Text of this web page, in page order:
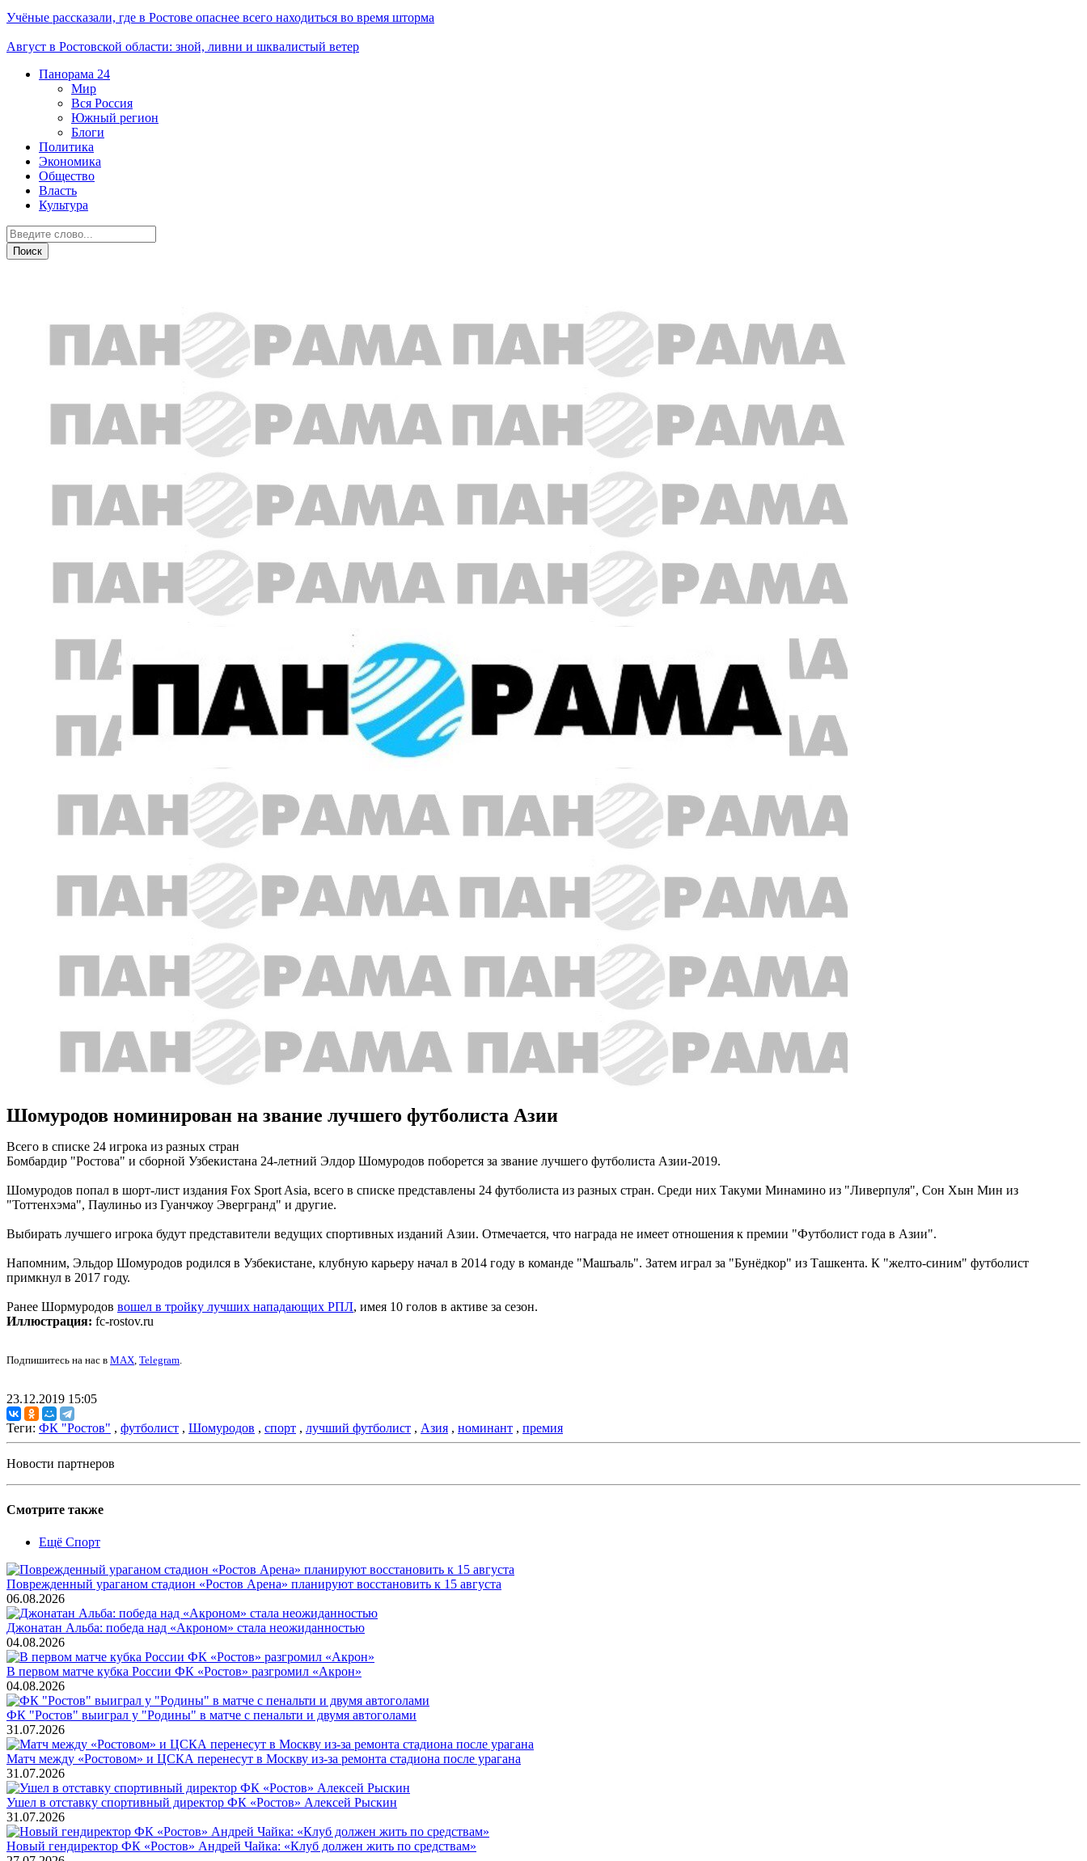
Учёные рассказали, где в Ростове опаснее всего находиться во время шторма
Август в Ростовской области: зной, ливни и шквалистый ветер
Панорама 24
Мир
Вся Россия
Южный регион
Блоги
Политика
Экономика
Общество
Власть
Культура
Шомуродов номинирован на звание лучшего футболиста Азии
Всего в списке 24 игрока из разных стран
Бомбардир "Ростова" и сборной Узбекистана 24-летний Элдор Шомуродов поборется за звание лучшего футболиста Азии-2019.
Шомуродов попал в шорт-лист издания Fox Sport Asia, всего в списке представлены 24 футболиста из разных стран. Среди них Такуми Минамино из "Ливерпуля", Сон Хын Мин из
"Тоттенхэма", Паулиньо из Гуанчжоу Эвергранд" и другие.
Выбирать лучшего игрока будут представители ведущих спортивных изданий Азии. Отмечается, что награда не имеет отношения к премии "Футболист года в Азии".
Напомним, Эльдор Шомуродов родился в Узбекистане, клубную карьеру начал в 2014 году в команде "Машъаль". Затем играл за "Бунёдкор" из Ташкента. К "желто-синим" футболист
примкнул в 2017 году.
Ранее Шормуродов вошел в тройку лучших нападающих РПЛ, имея 10 голов в активе за сезон.
Иллюстрация: fc-rostov.ru
Подпишитесь на нас в MAX, Telegram.
23.12.2019 15:05
Теги: ФК "Ростов" , футболист , Шомуродов , спорт , лучший футболист , Азия , номинант , премия
Новости партнеров
Смотрите также
Ещё Спорт
Поврежденный ураганом стадион «Ростов Арена» планируют восстановить к 15 августа
06.08.2026
Джонатан Альба: победа над «Акроном» стала неожиданностью
04.08.2026
В первом матче кубка России ФК «Ростов» разгромил «Акрон»
04.08.2026
ФК "Ростов" выиграл у "Родины" в матче с пенальти и двумя автоголами
31.07.2026
Матч между «Ростовом» и ЦСКА перенесут в Москву из-за ремонта стадиона после урагана
31.07.2026
Ушел в отставку спортивный директор ФК «Ростов» Алексей Рыскин
31.07.2026
Новый гендиректор ФК «Ростов» Андрей Чайка: «Клуб должен жить по средствам»